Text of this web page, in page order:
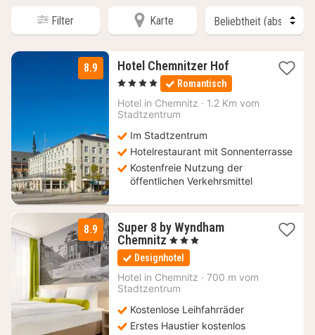
Filter Karte
8.9 Hotel Chemnitzer Hof1
Nacht
ab
132,47
, 4 Sterne Romantisch
Hotel in Chemnitz · 1.2 Km vom
Stadtzentrum
Im Stadtzentrum
Hotelrestaurant mit Sonnenterrasse
Kostenfreie Nutzung der
öffentlichen Verkehrsmittel
8.9
Super 8 by Wyndham
Chemnitz1
Nacht
ab
58,80
€
, 3 Sterne
Designhotel
Hotel in Chemnitz · 700 m vom
Stadtzentrum
Kostenlose Leihfahrräder
Erstes Haustier kostenlos